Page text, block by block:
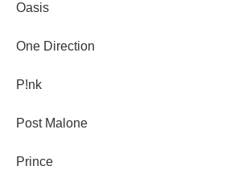
Oasis
One Direction
P!nk
Post Malone
Prince